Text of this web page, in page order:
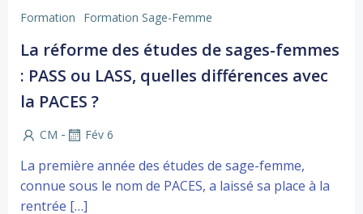
Formation Formation Sage-Femme
La réforme des études de sages-femmes
: PASS ou LASS, quelles différences avec
la PACES ?
CM - Fév 6
La première année des études de sage-femme,
connue sous le nom de PACES, a laissé sa place à la
rentrée […]